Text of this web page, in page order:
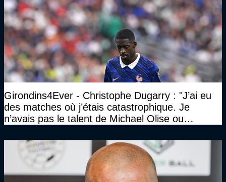
Girondins4Ever - Christophe Dugarry : "J’ai eu
des matches où j’étais catastrophique. Je
n’avais pas le talent de Michael Olise ou
quelque chose d’assez incroyable"